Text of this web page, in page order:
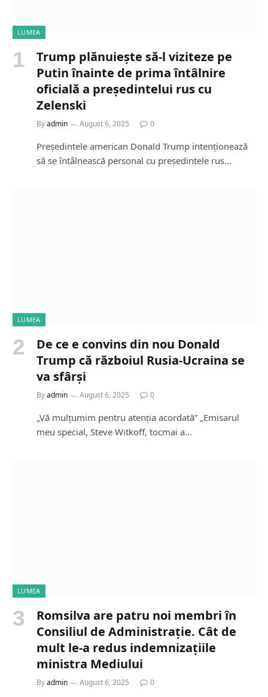
LUMEA
Trump plănuiește să-l viziteze pe
Putin înainte de prima întâlnire
oficială a președintelui rus cu
Zelenski
Byadmin August 6, 2025 0
Președintele american Donald Trump intenționează
să se întâlnească personal cu președintele rus…
LUMEA
De ce e convins din nou Donald
Trump că războiul Rusia-Ucraina se
va sfârși
Byadmin August 6, 2025 0
„Vă mulțumim pentru atenția acordată” „Emisarul
meu special, Steve Witkoff, tocmai a…
LUMEA
Romsilva are patru noi membri în
Consiliul de Administrație. Cât de
mult le-a redus indemnizațiile
ministra Mediului
Byadmin August 6, 2025 0